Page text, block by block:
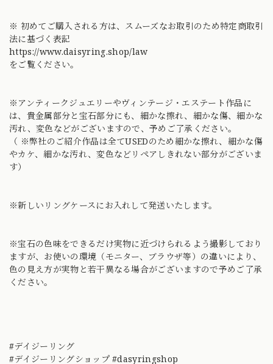
※ 初めてご購入される方は、スムーズなお取引のため特定商取引
法に基づく表記
https://www.daisyring.shop/law
をご覧ください。
※アンティークジュエリーやヴィンテージ・エステート作品に
は、貴金属部分と宝石部分にも、細かな擦れ、細かな傷、細かな
汚れ、変色などがございますので、予めご了承ください。
（ ※弊社のご紹介作品は全てUSEDのため細かな擦れ、細かな傷
やカケ、細かな汚れ、変色などリペアしきれない部分がございま
す）
※新しいリングケースにお入れして発送いたします。
※宝石の色味をできるだけ実物に近づけられるよう撮影しており
ますが、お使いの環境（モニター、ブラウザ等）の違いにより、
色の見え方が実物と若干異なる場合がございますので予めご了承
ください。
#デイジーリング
#デイジーリングショップ #dasyringshop